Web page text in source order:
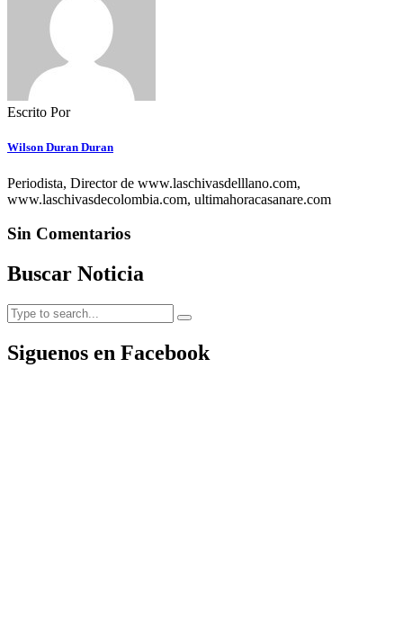
Escrito Por
Wilson Duran Duran
Periodista, Director de www.laschivasdelllano.com,
www.laschivasdecolombia.com, ultimahoracasanare.com
Sin Comentarios
Buscar Noticia
Siguenos en Facebook